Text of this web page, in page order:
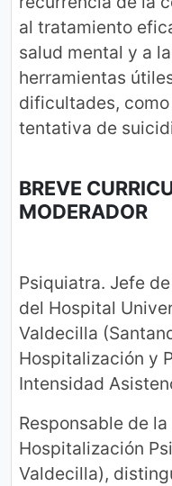
al tratamiento
salud mental y a
herramientas
dificultades,
tentativa de
BREVE
MODERADOR
Psiquiatra. Jefe
del Hospital
Valdecilla
Hospitalización y
Intensidad
Responsable de
Hospitalización
Valdecilla),